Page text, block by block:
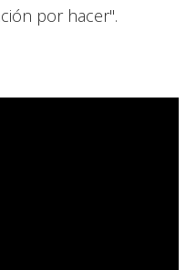
por hacer".